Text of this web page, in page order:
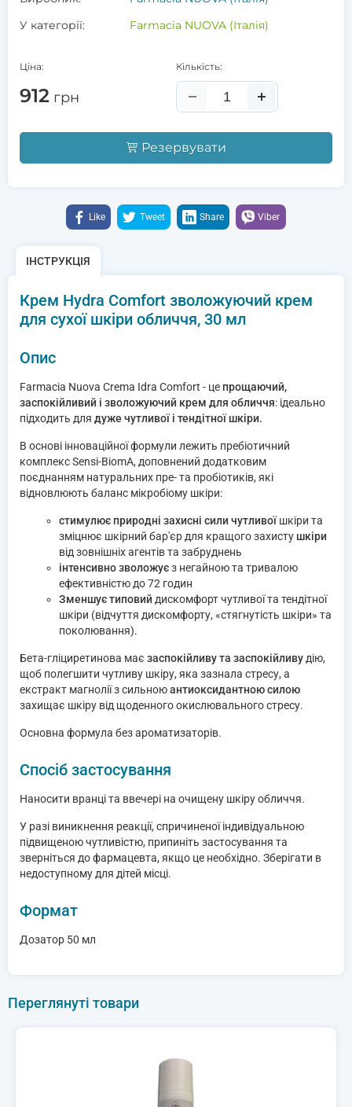
У категорії:
Farmacia NUOVA (Італія)
Ціна:
912 грн
Кількість:
Резервувати
Like Tweet Share Viber
ІНСТРУКЦІЯ
Крем Hydra Comfort зволожуючий крем
для сухої шкіри обличчя, 30 мл
Опис
Farmacia Nuova Crema Idra Comfort - це прощаючий,
заспокійливий і зволожуючий крем для обличчя: ідеально
підходить для дуже чутливої і тендітної шкіри.
В основі інноваційної формули лежить пребіотичний
комплекс Sensi-BiomA, доповнений додатковим
поєднанням натуральних пре- та пробіотиків, які
відновлюють баланс мікробіому шкіри:
стимулює природні захисні сили чутливої шкіри та
зміцнює шкірний бар'єр для кращого захисту шкіри
від зовнішніх агентів та забруднень
інтенсивно зволожуєз негайною та тривалою
ефективністю до 72 годин
Зменшує типовий дискомфорт чутливої та тендітної
шкіри (відчуття дискомфорту, «стягнутість шкіри» та
поколювання).
Бета-гліциретинова має заспокійливу та заспокійливудію,
щоб полегшити чутливу шкіру, яка зазнала стресу, а
екстракт магнолії з сильноюантиоксидантною силою
захищає шкіру від щоденного окислювального стресу.
Основна формула без ароматизаторів.
Спосіб застосування
Наносити вранці та ввечері на очищену шкіру обличчя.
У разі виникнення реакції, спричиненої індивідуальною
підвищеною чутливістю, припиніть застосування та
зверніться до фармацевта, якщо це необхідно. Зберігати в
недоступному для дітей місці.
Формат
Дозатор 50 мл
Переглянуті товари